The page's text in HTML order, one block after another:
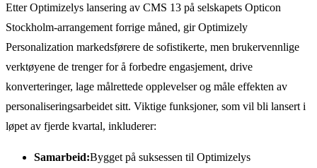
Etter Optimizelys lansering av CMS 13 på selskapets Opticon
Stockholm-arrangement forrige måned, gir Optimizely
Personalization markedsførere de sofistikerte, men brukervennlige
verktøyene de trenger for å forbedre engasjement, drive
konverteringer, lage målrettede opplevelser og måle effekten av
personaliseringsarbeidet sitt. Viktige funksjoner, som vil bli lansert i
løpet av fjerde kvartal, inkluderer:
Samarbeid:Bygget på suksessen til Optimizelys